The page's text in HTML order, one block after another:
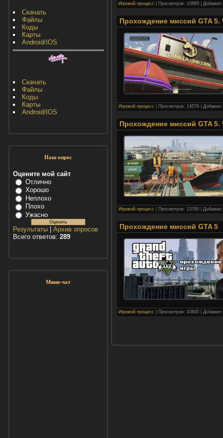
Скачать
Файлы
Коды
Карты
Android/IOS
Скачать
Файлы
Коды
Карты
Android/IOS
Наш опрос
Оцените мой сайт
Отлично
Хорошо
Неплохо
Плохо
Ужасно
Результаты| Архив опросов
Всего ответов: 289
Мини-чат
Игровой процесс Просмотров: 10865| Добавил:
Прохождение миссий GTA 5.
Игровой процесс Просмотров: 14576| Добавил:
Прохождение миссий GTA 5.
Игровой процесс Просмотров: 13780| Добавил:
Прохождение миссий GTA 5
Игровой процесс Просмотров: 43845| Добавил: